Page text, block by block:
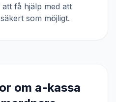
få hjälp med att
som möjligt.
om a-kassa